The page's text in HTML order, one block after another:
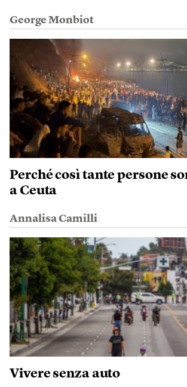
George Monbiot
Perché così tante persone
a Ceuta
Annalisa Camilli
Vivere senza auto